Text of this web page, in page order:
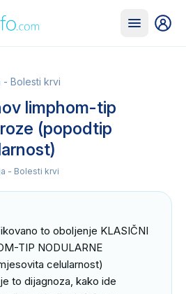
- Bolesti krvi
limphom-tip
(popodtip
- Bolesti krvi
to oboljenje KLASIČNI
TIP NODULARNE
celularnost)
to dijagnoza, kako ide